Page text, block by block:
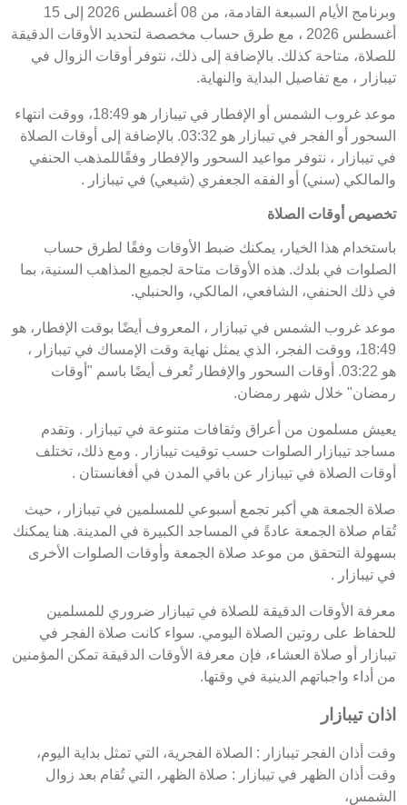
وبرنامج الأيام السبعة القادمة، من 08 أغسطس 2026 إلى 15
أغسطس 2026 ، مع طرق حساب مخصصة لتحديد الأوقات الدقيقة
للصلاة، متاحة كذلك. بالإضافة إلى ذلك، نتوفر أوقات الزوال في
تيبازار ، مع تفاصيل البداية والنهاية.
موعد غروب الشمس أو الإفطار في تيبازار هو 18:49، ووقت انتهاء
السحور أو الفجر في تيبازار هو 03:32. بالإضافة إلى أوقات الصلاة
في تيبازار ، نتوفر مواعيد السحور والإفطار وفقًاللمذهب الحنفي
والمالكي (سني) أو الفقه الجعفري (شيعي) في تيبازار .
تخصيص أوقات الصلاة
باستخدام هذا الخيار، يمكنك ضبط الأوقات وفقًا لطرق حساب
الصلوات في بلدك. هذه الأوقات متاحة لجميع المذاهب السنية، بما
في ذلك الحنفي، الشافعي، المالكي، والحنبلي.
موعد غروب الشمس في تيبازار ، المعروف أيضًا بوقت الإفطار، هو
18:49، ووقت الفجر، الذي يمثل نهاية وقت الإمساك في تيبازار ،
هو 03:22. أوقات السحور والإفطار تُعرف أيضًا باسم "أوقات
رمضان" خلال شهر رمضان.
يعيش مسلمون من أعراق وثقافات متنوعة في تيبازار . وتقدم
مساجد تيبازار الصلوات حسب توقيت تيبازار . ومع ذلك، تختلف
أوقات الصلاة في تيبازار عن باقي المدن في أفغانستان .
صلاة الجمعة هي أكبر تجمع أسبوعي للمسلمين في تيبازار ، حيث
تُقام صلاة الجمعة عادةً في المساجد الكبيرة في المدينة. هنا يمكنك
بسهولة التحقق من موعد صلاة الجمعة وأوقات الصلوات الأخرى
في تيبازار .
معرفة الأوقات الدقيقة للصلاة في تيبازار ضروري للمسلمين
للحفاظ على روتين الصلاة اليومي. سواء كانت صلاة الفجر في
تيبازار أو صلاة العشاء، فإن معرفة الأوقات الدقيقة تمكن المؤمنين
من أداء واجباتهم الدينية في وقتها.
اذان تيبازار
وقت أذان الفجر تيبازار : الصلاة الفجرية، التي تمثل بداية اليوم،
وقت أذان الظهر في تيبازار : صلاة الظهر، التي تُقام بعد زوال
الشمس،